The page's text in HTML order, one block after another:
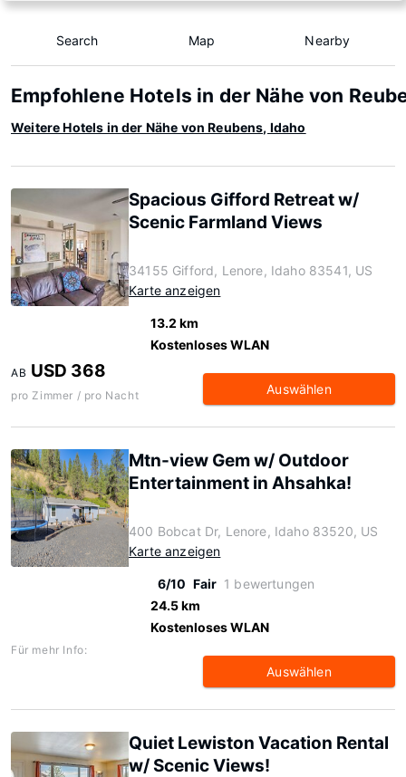
Search Map Nearby
Empfohlene Hotels in der Nähe von
Weitere Hotels in der Nähe von Reubens, Idaho
Spacious Gifford Retreat w/
Scenic Farmland Views
34155 Gifford, Lenore, Idaho 83541, US
Karte anzeigen
13.2 km
Kostenloses WLAN
AB USD 368
pro Zimmer / pro Nacht Auswählen
Mtn-view Gem w/ Outdoor
Entertainment in Ahsahka!
400 Bobcat Dr, Lenore, Idaho 83520, US
Karte anzeigen
6/10 Fair 1 bewertungen
24.5 km
Kostenloses WLAN
Für mehr Info:
Auswählen
Quiet Lewiston Vacation Rental
w/ Scenic Views!